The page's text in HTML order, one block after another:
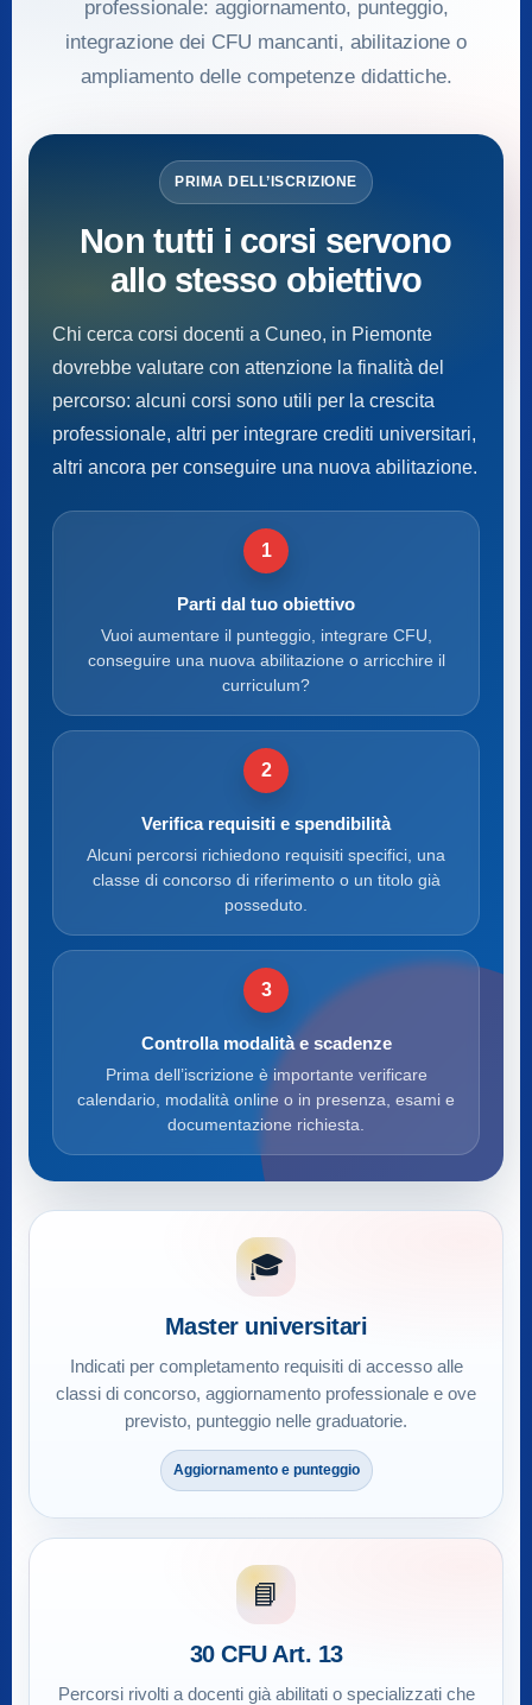
professionale: aggiornamento, punteggio,
integrazione dei CFU mancanti, abilitazione o
ampliamento delle competenze didattiche.
PRIMA DELL’ISCRIZIONE
Non tutti i corsi servono
allo stesso obiettivo
Chi cerca corsi docenti a Cuneo, in Piemonte
dovrebbe valutare con attenzione la finalità del
percorso: alcuni corsi sono utili per la crescita
professionale, altri per integrare crediti universitari,
altri ancora per conseguire una nuova abilitazione.
1
Parti dal tuo obiettivo
Vuoi aumentare il punteggio, integrare CFU,
conseguire una nuova abilitazione o arricchire il
curriculum?
2
Verifica requisiti e spendibilità
Alcuni percorsi richiedono requisiti specifici, una
classe di concorso di riferimento o un titolo già
posseduto.
3
Controlla modalità e scadenze
Prima dell’iscrizione è importante verificare
calendario, modalità online o in presenza, esami e
documentazione richiesta.
🎓
Master universitari
Indicati per completamento requisiti di accesso alle
classi di concorso, aggiornamento professionale e ove
previsto, punteggio nelle graduatorie.
Aggiornamento e punteggio
📘
30 CFU Art. 13
Percorsi rivolti a docenti già abilitati o specializzati che